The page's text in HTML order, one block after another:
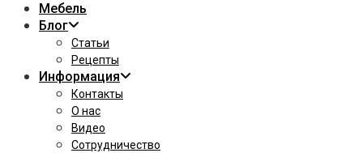
Мебель
Блог
Статьи
Рецепты
Информация
Контакты
О нас
Видео
Сотрудничество